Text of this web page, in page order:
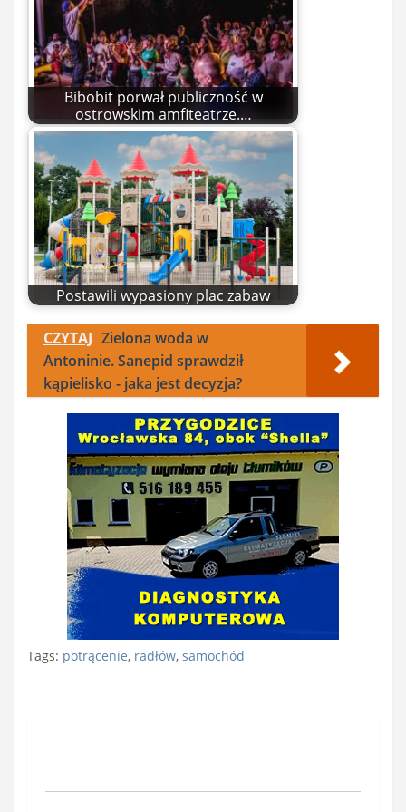
Bibobit porwał publiczność w
ostrowskim amfiteatrze.…
Postawili wypasiony plac zabaw
CZYTAJ Zielona woda w
Antoninie. Sanepid sprawdził
kąpielisko - jaka jest decyzja?
Tags: potrącenie, radłów, samochód